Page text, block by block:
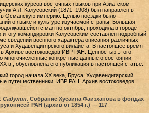
курсов восточных языков при Азиатском
А.Л. Калусовский (1871–1908) был направлен в
Османскую империю. Целью поездки было
о языке и культуре изучаемой страны. Большая
с мая по октябрь, проходила в городе
командировки Калусовским составлен подробный
сведений военного характера описания различных
и Худавендигярского вилайета. В настоящее время
Архиве востоковедов ИВР РАН. Ценностью этого
многочисленные конкретные данные о состоянии
в., обусловлена его публикация в настоящей статье.
город начала XX века, Бруса, Худавендигярский
путешественники, ИВР РАН, Архив востоковедов
Садулин. Собрание Хусаина Фаизханова в фондах
РАН (архив от 1854 г.) — 117